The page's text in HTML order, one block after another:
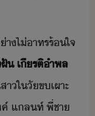
​ไ่​าทร​ร้ใจ​
​ ​เีรติ​ำพล​​
​ใ​ั​ขเผาะ​
ค์​ ​แลท​์​ ​พี่ชา​